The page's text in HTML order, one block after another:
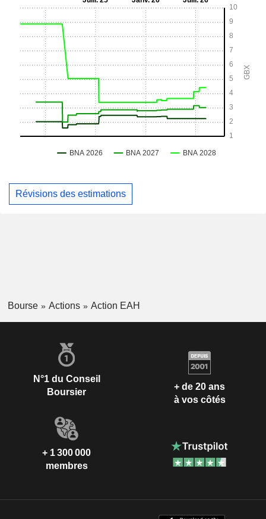
Révisions des estimations
Bourse Actions Action EAH
N°1 du Conseil
Boursier
+ de 20 ans
à vos côtés
+ 1 300 000
membres